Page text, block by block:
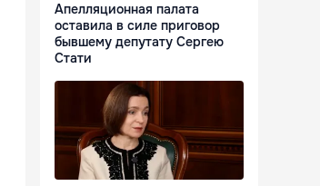
Апелляционная палата
оставила в силе приговор
бывшему депутату Сергею
Стати